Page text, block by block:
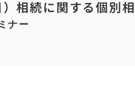
相続に関する個別
ナー